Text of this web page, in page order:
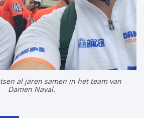
al jaren samen in het team van
Damen Naval.